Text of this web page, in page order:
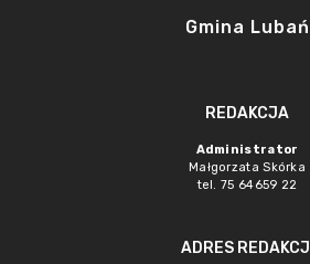
Gmina Lubań
REDAKCJA
Administrator
Małgorzata Skórka
tel. 75 64659 22
ADRES REDAKCJI